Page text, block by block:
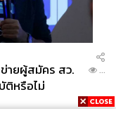
ายผู้สมัคร สว.
หรือไม่
...